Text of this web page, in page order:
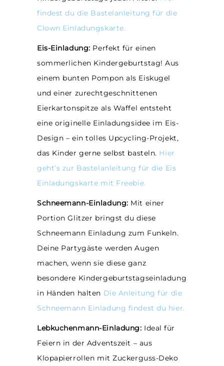
findest du die Bastelanleitung für die
Clown Einladungskarte.
Eis-Einladung: Perfekt für einen
sommerlichen Kindergeburtstag! Aus
einem bunten Pompon als Eiskugel
und einer zurechtgeschnittenen
Eierkartonspitze als Waffel entsteht
eine originelle Einladungsidee im Eis-
Design – ein tolles Upcycling-Projekt,
das Kinder gerne selbst basteln. Hier
geht’s zur Bastelanleitung für die Eis
Einladungskarte mit Freebie.
Schneemann-Einladung: Mit einer
Portion Glitzer bringst du diese
Schneemann Einladung zum Funkeln.
Deine Partygäste werden Augen
machen, wenn sie diese ganz
besondere Kindergeburtstagseinladung
in Händen halten Die Anleitung für die
Schneemann Einladung findest du hier.
Lebkuchenmann-Einladung: Ideal für
Feiern in der Adventszeit – aus
Klopapierrollen mit Zuckerguss-Deko